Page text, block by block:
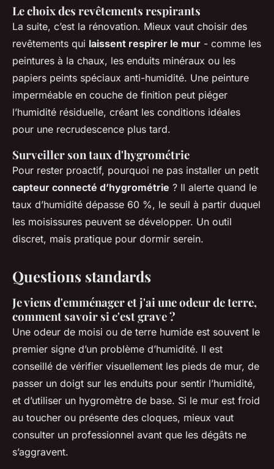
Le choix des revêtements respirants
La suite, c’est la rénovation. Mieux vaut choisir des
revêtements qui laissent respirer le mur - comme les
peintures à la chaux, les enduits minéraux ou les
papiers peints spéciaux anti-humidité. Une peinture
imperméable en couche de finition peut piéger
l’humidité résiduelle, créant les conditions idéales
pour une recrudescence plus tard.
Surveiller son taux d'hygrométrie
Pour rester proactif, pourquoi ne pas installer un petit
capteur connecté d’hygrométrie ? Il alerte quand le
taux d’humidité dépasse 60 %, le seuil à partir duquel
les moisissures peuvent se développer. Un outil
discret, mais pratique pour dormir serein.
Questions standards
Je viens d'emménager et j'ai une odeur de terre,
comment savoir si c'est grave ?
Une odeur de moisi ou de terre humide est souvent le
premier signe d’un problème d’humidité. Il est
conseillé de vérifier visuellement les pieds de mur, de
passer un doigt sur les enduits pour sentir l’humidité,
et d’utiliser un hygromètre de base. Si le mur est froid
au toucher ou présente des cloques, mieux vaut
consulter un professionnel avant que les dégâts ne
s’aggravent.